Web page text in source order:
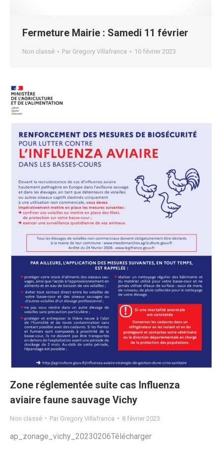
Fermeture Mairie : Samedi 11 février
Non classé Par Gregory Villafranca 10 février 2023
Zone réglementée suite cas Influenza
aviaire faune sauvage Vichy
Non classé Par Gregory Villafranca 8 février 2023
ap_zonage_vichy_20230206Télécharger